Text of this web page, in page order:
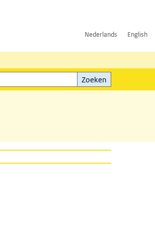
Nederlands English
Zoeken